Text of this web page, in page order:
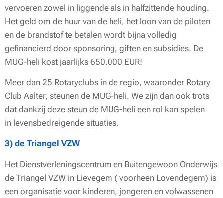
vervoeren zowel in liggende als in halfzittende houding.
Het geld om de huur van de heli, het loon van de piloten
en de brandstof te betalen wordt bijna volledig
gefinancierd door sponsoring, giften en subsidies. De
MUG-heli kost jaarlijks 650.000 EUR!
Meer dan 25 Rotaryclubs in de regio, waaronder Rotary
Club Aalter, steunen de MUG-heli. We zijn dan ook trots
dat dankzij deze steun de MUG-heli een rol kan spelen
in levensbedreigende situaties.
3) de Triangel VZW
Het Dienstverleningscentrum en Buitengewoon Onderwijs
de Triangel VZW in Lievegem ( voorheen Lovendegem) is
een organisatie voor kinderen, jongeren en volwassenen